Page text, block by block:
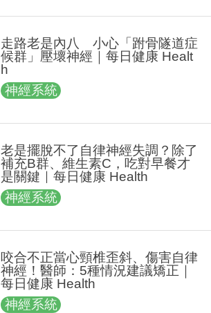
走路老是內八 小心「跗骨隧道症
候群」壓壞神經｜每日健康 Healt
h
神經系統
老是擺脫不了自律神經失調？除了
補充B群、維生素C，吃對早餐才
是關鍵｜每日健康 Health
神經系統
咬合不正當心頸椎歪斜、傷害自律
神經！醫師：5種情況建議矯正｜
每日健康 Health
神經系統